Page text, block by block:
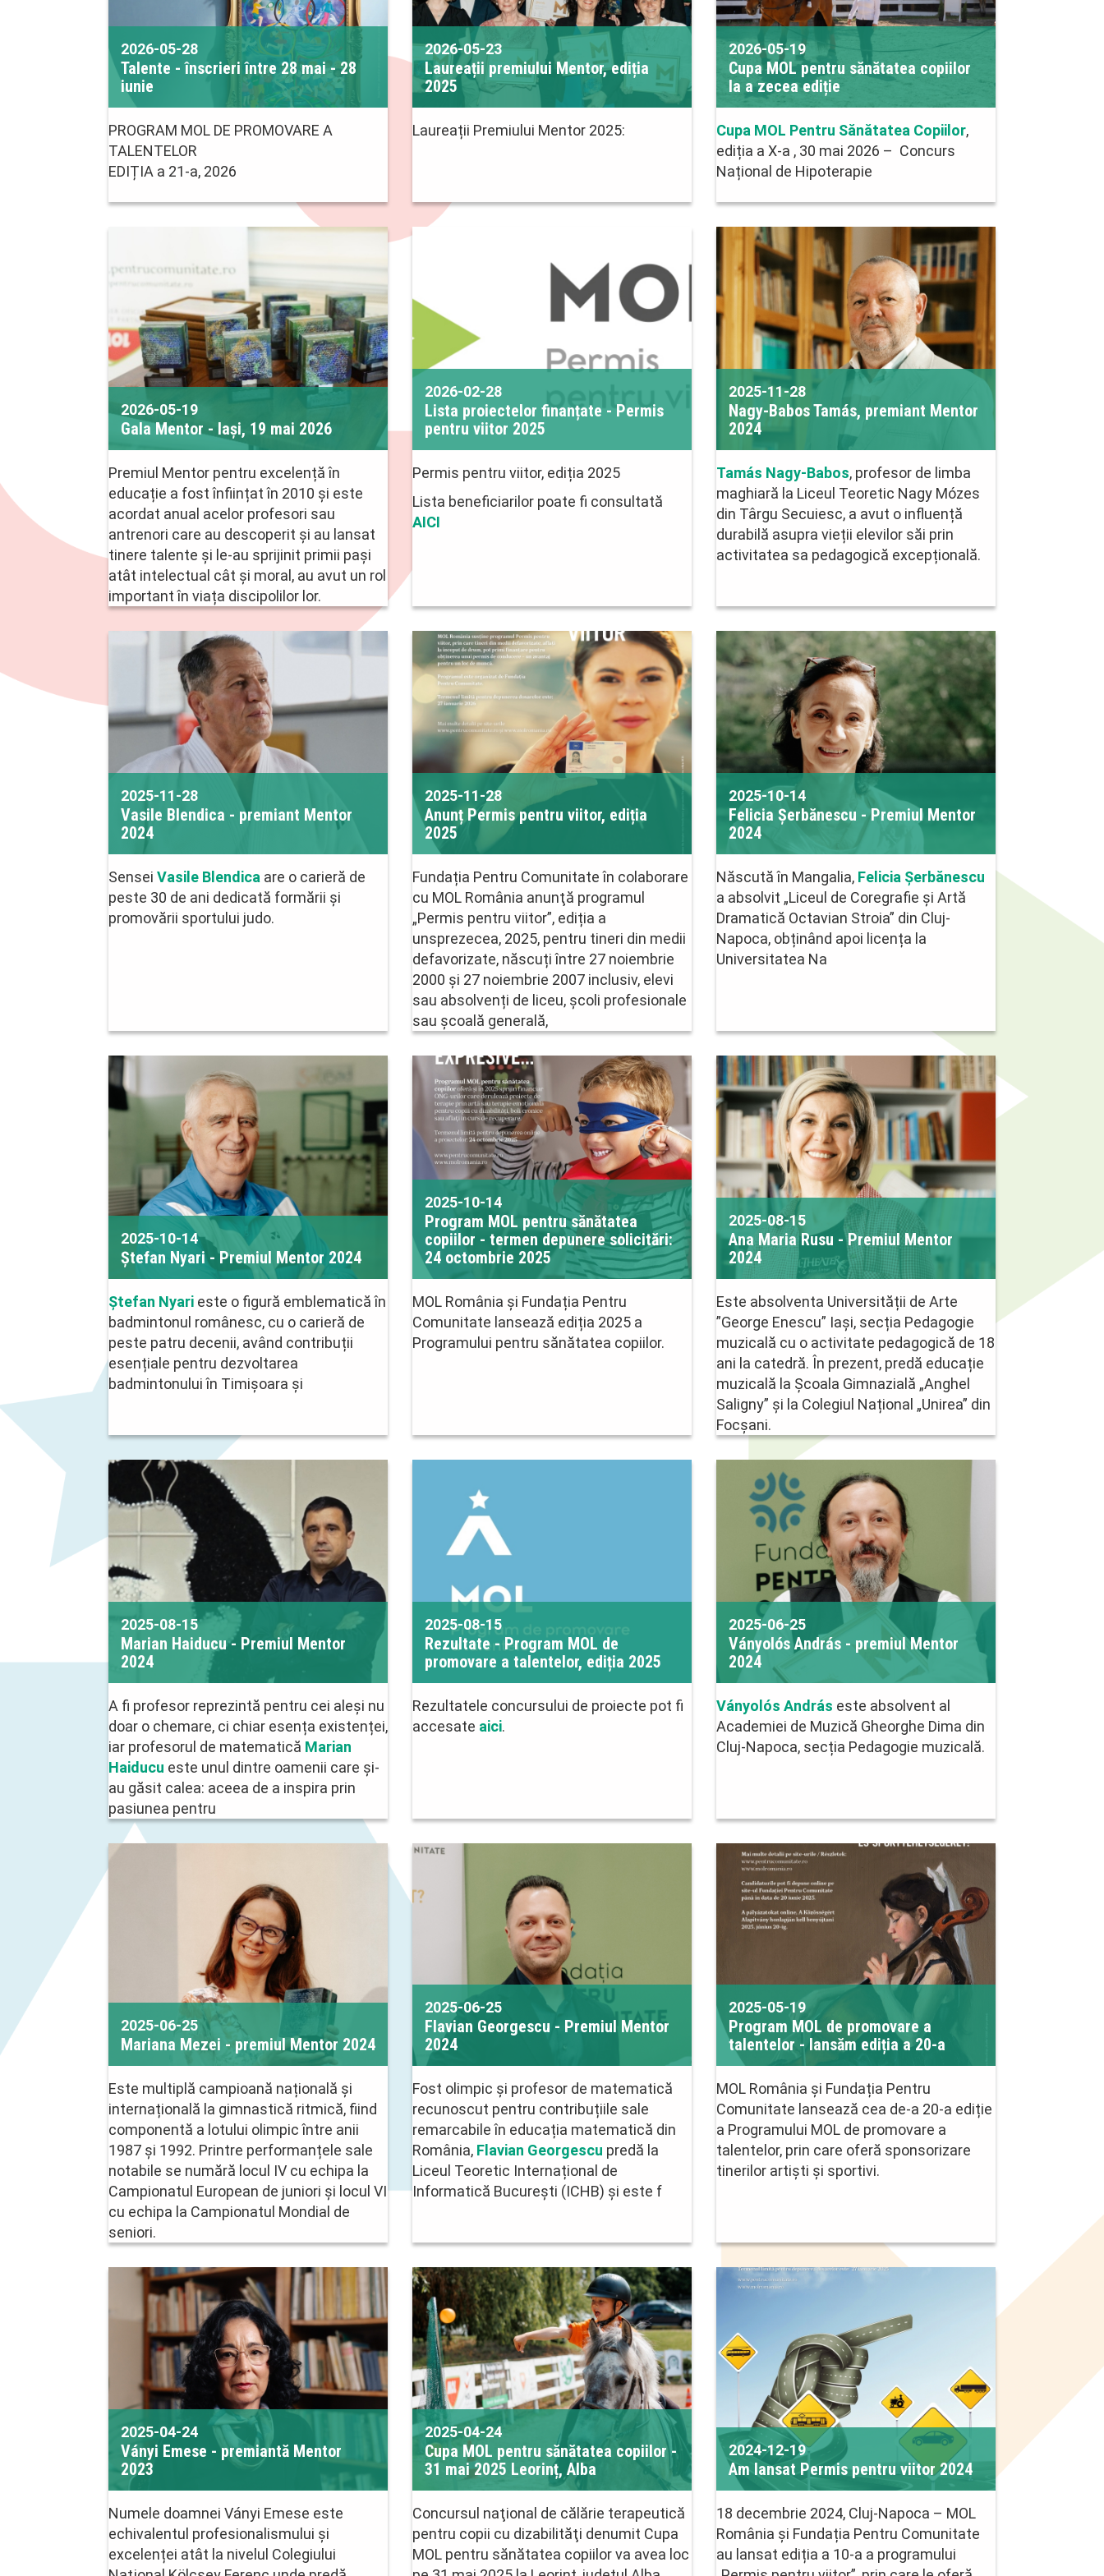
2026-05-28
Talente - înscrieri între 28 mai - 28
iunie
PROGRAM MOL DE PROMOVARE A
TALENTELOR
EDIȚIA a 21-a, 2026
2026-05-23
Laureații premiului Mentor, ediția
2025
Laureații Premiului Mentor 2025:
2026-05-19
Cupa MOL pentru sănătatea copiilor
la a zecea ediție
Cupa MOL Pentru Sănătatea Copiilor,
ediția a X-a , 30 mai 2026 – Concurs
Național de Hipoterapie
2026-05-19
Gala Mentor - Iași, 19 mai 2026
Premiul Mentor pentru excelență în
educație a fost înființat în 2010 și este
acordat anual acelor profesori sau
antrenori care au descoperit și au lansat
tinere talente și le-au sprijinit primii pași
atât intelectual cât și moral, au avut un rol
important în viața discipolilor lor.
2026-02-28
Lista proiectelor finanțate - Permis
pentru viitor 2025
Permis pentru viitor, ediția 2025
Lista beneficiarilor poate fi consultată
AICI
2025-11-28
Nagy-Babos Tamás, premiant Mentor
2024
Tamás Nagy-Babos, profesor de limba
maghiară la Liceul Teoretic Nagy Mózes
din Târgu Secuiesc, a avut o influență
durabilă asupra vieții elevilor săi prin
activitatea sa pedagogică excepțională.
2025-11-28
Vasile Blendica - premiant Mentor
2024
Sensei Vasile Blendica are o carieră de
peste 30 de ani dedicată formării și
promovării sportului judo.
2025-11-28
Anunț Permis pentru viitor, ediția
2025
Fundația Pentru Comunitate în colaborare
cu MOL România anunţă programul
„Permis pentru viitor”, ediția a
unsprezecea, 2025, pentru tineri din medii
defavorizate, născuți între 27 noiembrie
2000 și 27 noiembrie 2007 inclusiv, elevi
sau absolvenți de liceu, școli profesionale
sau școală generală,
2025-10-14
Felicia Șerbănescu - Premiul Mentor
2024
Născută în Mangalia, Felicia Șerbănescu
a absolvit „Liceul de Coregrafie și Artă
Dramatică Octavian Stroia” din Cluj-
Napoca, obținând apoi licența la
Universitatea Na
2025-10-14
Ștefan Nyari - Premiul Mentor 2024
Ștefan Nyari este o figură emblematică în
badmintonul românesc, cu o carieră de
peste patru decenii, având contribuții
esențiale pentru dezvoltarea
badmintonului în Timișoara și
2025-10-14
Program MOL pentru sănătatea
copiilor - termen depunere solicitări:
24 octombrie 2025
MOL România și Fundația Pentru
Comunitate lansează ediția 2025 a
Programului pentru sănătatea copiilor.
2025-08-15
Ana Maria Rusu - Premiul Mentor
2024
Este absolventa Universității de Arte
”George Enescu” Iași, secția Pedagogie
muzicală cu o activitate pedagogică de 18
ani la catedră. În prezent, predă educație
muzicală la Școala Gimnazială „Anghel
Saligny” și la Colegiul Național „Unirea” din
Focșani.
2025-08-15
Marian Haiducu - Premiul Mentor
2024
A fi profesor reprezintă pentru cei aleși nu
doar o chemare, ci chiar esența existenței,
iar profesorul de matematică Marian
Haiducu este unul dintre oamenii care și-
au găsit calea: aceea de a inspira prin
pasiunea pentru
2025-08-15
Rezultate - Program MOL de
promovare a talentelor, ediția 2025
Rezultatele concursului de proiecte pot fi
accesate aici.
2025-06-25
Ványolós András - premiul Mentor
2024
Ványolós András este absolvent al
Academiei de Muzică Gheorghe Dima din
Cluj-Napoca, secția Pedagogie muzicală.
2025-06-25
Mariana Mezei - premiul Mentor 2024
Este multiplă campioană națională și
internațională la gimnastică ritmică, fiind
componentă a lotului olimpic între anii
1987 și 1992. Printre performanțele sale
notabile se numără locul IV cu echipa la
Campionatul European de juniori și locul VI
cu echipa la Campionatul Mondial de
seniori.
2025-06-25
Flavian Georgescu - Premiul Mentor
2024
Fost olimpic și profesor de matematică
recunoscut pentru contribuțiile sale
remarcabile în educația matematică din
România, Flavian Georgescu predă la
Liceul Teoretic Internațional de
Informatică București (ICHB) și este f
2025-05-19
Program MOL de promovare a
talentelor - lansăm ediția a 20-a
MOL România și Fundația Pentru
Comunitate lansează cea de-a 20-a ediție
a Programului MOL de promovare a
talentelor, prin care oferă sponsorizare
tinerilor artiști și sportivi.
2025-04-24
Ványi Emese - premiantă Mentor
2023
Numele doamnei Ványi Emese este
echivalentul profesionalismului și
excelenței atât la nivelul Colegiului
2025-04-24
Cupa MOL pentru sănătatea copiilor -
31 mai 2025 Leorinț, Alba
Concursul naţional de călărie terapeutică
pentru copii cu dizabilităţi denumit Cupa
MOL pentru sănătatea copiilor va avea loc
2024-12-19
Am lansat Permis pentru viitor 2024
18 decembrie 2024, Cluj-Napoca – MOL
România și Fundația Pentru Comunitate
au lansat ediția a 10-a a programului